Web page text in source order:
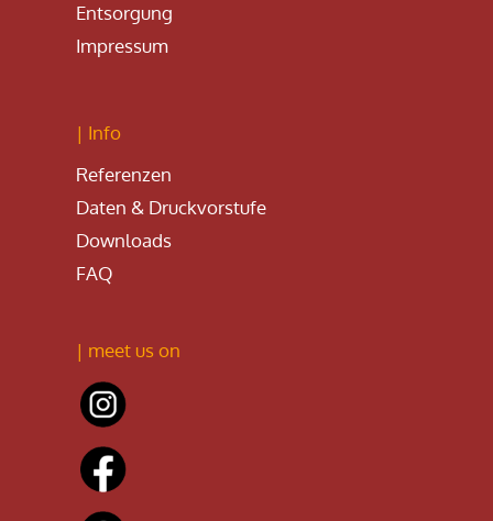
Entsorgung
Impressum
| Info
Referenzen
Daten & Druckvorstufe
Downloads
FAQ
| meet us on